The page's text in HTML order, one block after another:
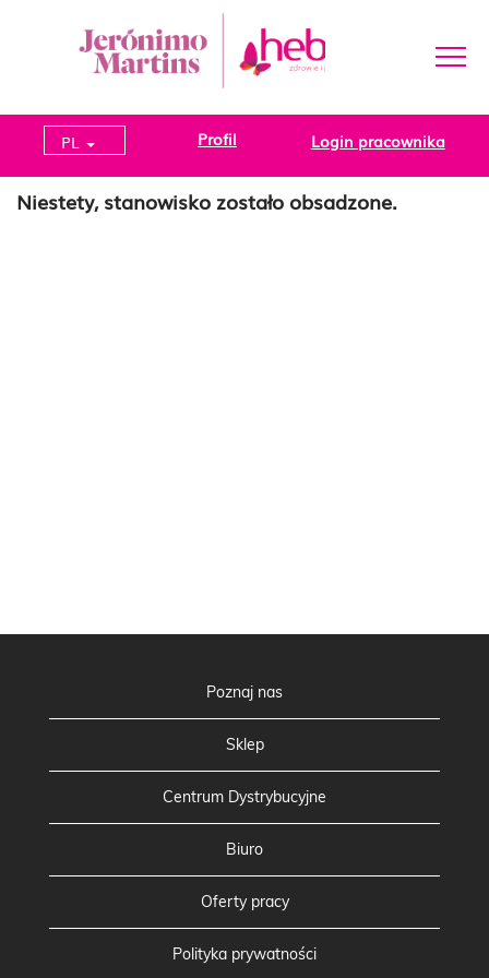
PL Profil Login pracownika
Niestety, stanowisko zostało obsadzone.
Poznaj nas
Sklep
Centrum Dystrybucyjne
Biuro
Oferty pracy
Polityka prywatności